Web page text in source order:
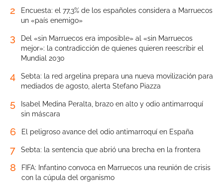
2
Encuesta: el 77,3% de los españoles considera a Marruecos
un «país enemigo»
3
Del «sin Marruecos era imposible» al «sin Marruecos
mejor»: la contradicción de quienes quieren reescribir el
Mundial 2030
4
Sebta: la red argelina prepara una nueva movilización para
mediados de agosto, alerta Stefano Piazza
5
Isabel Medina Peralta, brazo en alto y odio antimarroquí
sin máscara
6 El peligroso avance del odio antimarroquí en España
7 Sebta: la sentencia que abrió una brecha en la frontera
8
FIFA: Infantino convoca en Marruecos una reunión de crisis
con la cúpula del organismo